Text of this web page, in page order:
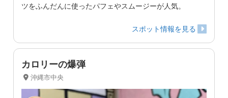
ツをふんだんに使ったパフェやスムージーが人気。
スポット情報を見る
カロリーの爆弾
沖縄市中央